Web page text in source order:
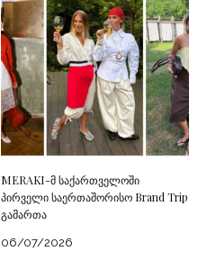
MERAKI-მ საქართველოში
პირველი საერთაშორისო Brand Trip
გამართა
06/07/2026